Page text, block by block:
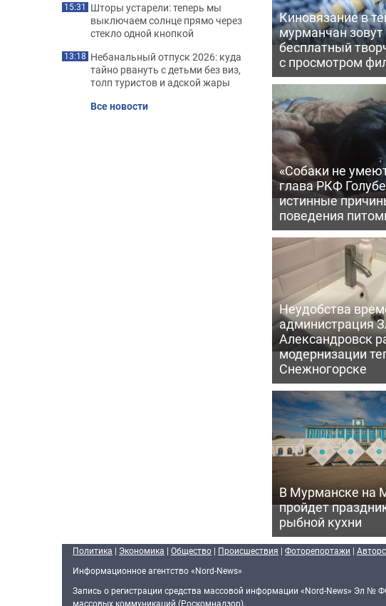
Киновязание в
мурманчан зовут
бесплатный
с просмотром
«Собаки не
глава РКФ
истинные
поведения
Неудобства
администрация
Александровск
модернизации
Снежногорске
В Мурманске на
пройдет
рыбной кухни
15:31 Шторы устарели: теперь мы
выключаем солнце прямо через
стекло одной кнопкой
13:18 Небанальный отпуск 2026: куда
тайно рвануть с детьми без виз,
толп туристов и адской жары
Все новости
Политика | Экономика | Общество | Происшествия | Фоторепортажи |
Информационное агентство «Nord-News»
Запись о регистрации средства массовой информации «Nord-News» Эл №
массовых коммуникаций (Роскомнадзор).